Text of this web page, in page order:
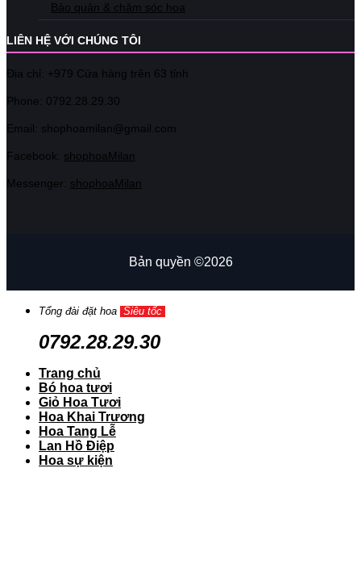
Bảo quản & chăm sóc hoa
LIÊN HỆ VỚI CHÚNG TÔI
Địa chỉ: +979 Cửa hàng trên 63 tỉnh
Phone: 0792.28.29.30
Email: shophoamilan@gmail.com
Facebook: shophoaMilan
Messenger: shophoaMilan
Bản quyền ©2026
Tổng đài đặt hoa Siêu tốc
0792.28.29.30
Trang chủ
Bó hoa tươi
Giỏ Hoa Tươi
Hoa Khai Trương
Hoa Tang Lễ
Lan Hồ Điệp
Hoa sự kiện